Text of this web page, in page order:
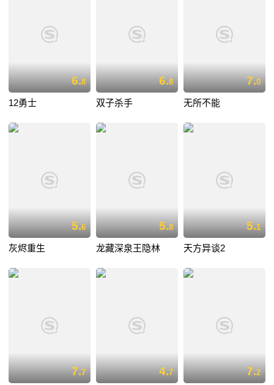
6.8
12勇士
6.8
双子杀手
7.0
无所不能
5.6
灰烬重生
5.8
龙藏深泉王隐林
5.1
天方异谈2
7.7 4.7 7.2